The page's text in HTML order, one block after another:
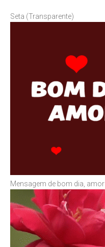
Seta (Transparente)
Mensagem de bom dia, amor